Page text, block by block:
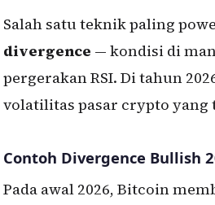
Salah satu teknik paling
divergence — kondisi di
pergerakan RSI. Di tahun
volatilitas pasar crypto yang
Contoh Divergence Bullish
Pada awal 2026, Bitcoin